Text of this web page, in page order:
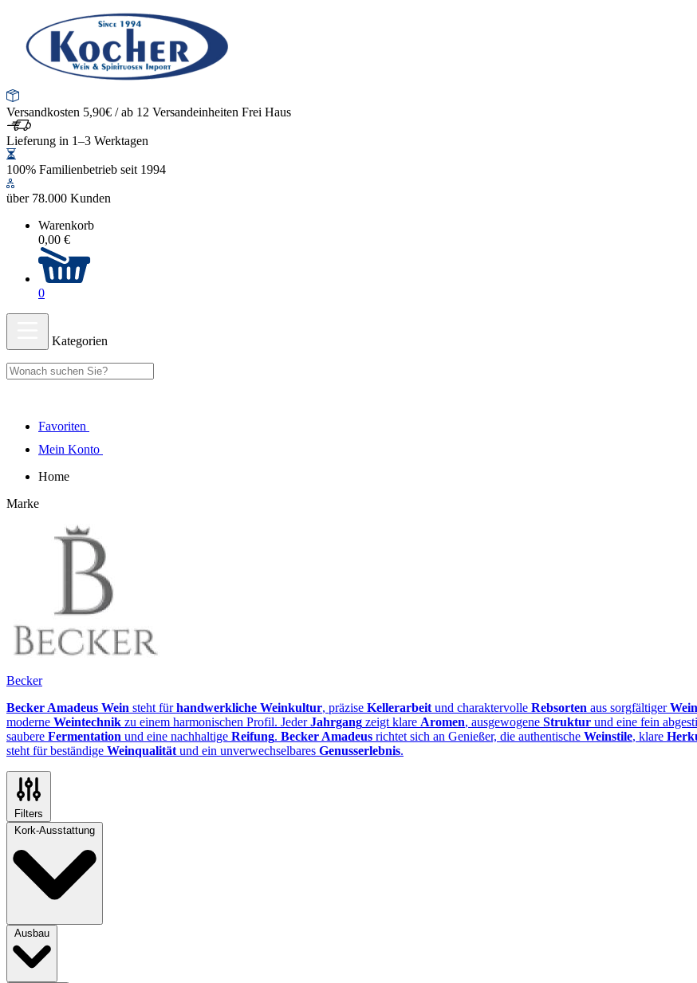
Versandkosten 5,90€ / ab 12 Versandeinheiten Frei Haus
Lieferung in 1–3 Werktagen
100% Familienbetrieb seit 1994
über 78.000 Kunden
Warenkorb
0,00 €
0
Kategorien
Favoriten
Mein Konto
Home
Marke
Becker
Becker Amadeus Wein steht fürhandwerkliche Weinkultur, präzise Kellerarbeit und charaktervolle Rebsorten aus sorgfältiger
moderne Weintechnik zu einem harmonischen Profil. JederJahrgang zeigt klare Aromen, ausgewogene Struktur und eine fein
saubere Fermentation und eine nachhaltige Reifung. Becker Amadeus richtet sich an Genießer, die authentische Weinstile, klare
steht für beständige Weinqualität und ein unverwechselbares Genusserlebnis.
Filters
Kork-Ausstattung
Ausbau